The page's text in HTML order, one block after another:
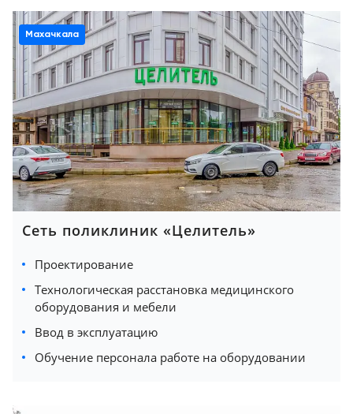
Махачкала
Сеть поликлиник «Целитель»
Проектирование
Технологическая расстановка медицинского
оборудования и мебели
Ввод в эксплуатацию
Обучение персонала работе на оборудовании